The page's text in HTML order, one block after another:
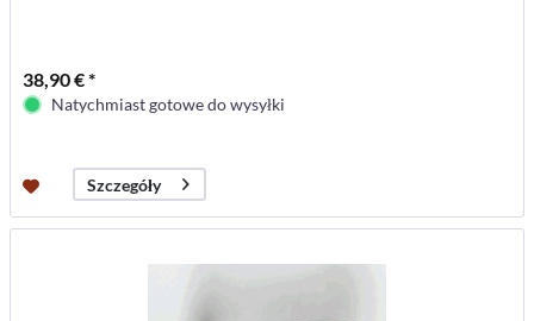
38,90 € *
Natychmiast gotowe do wysyłki
Szczegóły